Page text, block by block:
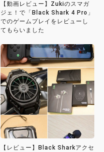
【動画レビュー】Zukiのスマガ
ジェ！で「Black Shark 4 Pro」
でのゲームプレイをレビューし
てもらいました
【レビュー】Black Sharkアクセ